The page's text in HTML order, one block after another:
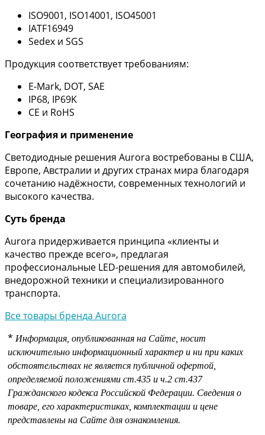
ISO9001, ISO14001, ISO45001
IATF16949
Sedex и SGS
Продукция соответствует требованиям:
E-Mark, DOT, SAE
IP68, IP69K
CE и RoHS
География и применение
Светодиодные решения Aurora востребованы в США,
Европе, Австралии и других странах мира благодаря
сочетанию надёжности, современных технологий и
высокого качества.
Суть бренда
Aurora придерживается принципа «клиенты и
качество прежде всего», предлагая
профессиональные LED-решения для автомобилей,
внедорожной техники и специализированного
транспорта.
Все товары бренда Aurora
* Информация, опубликованная на Сайте, носит
исключительно информационный характер и ни при каких
обстоятельствах не является публичной офертой,
определяемой положениями ст.435 и ч.2 ст.437
Гражданского кодекса Российской Федерации. Сведения о
товаре, его характеристиках, комплектации и цене
представлены на Сайте для ознакомления.